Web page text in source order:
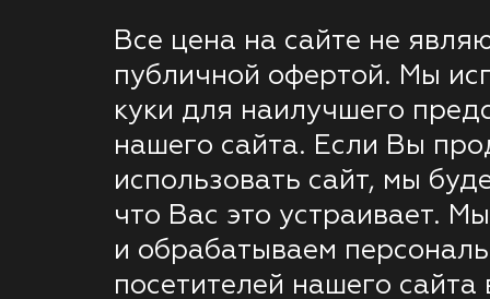
Все цена на сайте не
публичной офертой. Мы
куки для наилучшего
нашего сайта. Если Вы
использовать сайт, мы
что Вас это устраивает.
и обрабатываем
посетителей нашего сайта